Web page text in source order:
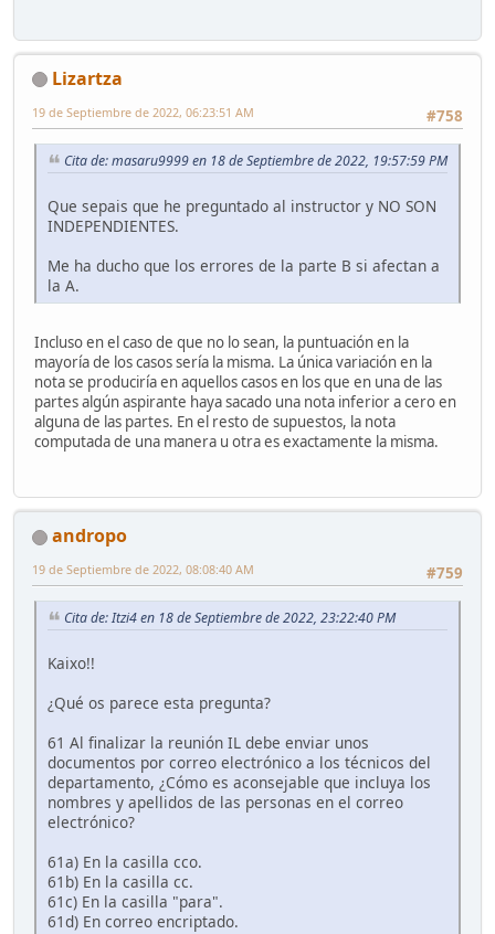
Lizartza
#758
19 de Septiembre de 2022, 06:23:51 AM
Cita de: masaru9999 en 18 de Septiembre de 2022, 19:57:59 PM
Que sepais que he preguntado al instructor y NO SON
INDEPENDIENTES.
Me ha ducho que los errores de la parte B si afectan a
la A.
Incluso en el caso de que no lo sean, la puntuación en la
mayoría de los casos sería la misma. La única variación en la
nota se produciría en aquellos casos en los que en una de las
partes algún aspirante haya sacado una nota inferior a cero en
alguna de las partes. En el resto de supuestos, la nota
computada de una manera u otra es exactamente la misma.
andropo
#759
19 de Septiembre de 2022, 08:08:40 AM
Cita de: Itzi4 en 18 de Septiembre de 2022, 23:22:40 PM
Kaixo!!
¿Qué os parece esta pregunta?
61 Al finalizar la reunión IL debe enviar unos
documentos por correo electrónico a los técnicos del
departamento, ¿Cómo es aconsejable que incluya los
nombres y apellidos de las personas en el correo
electrónico?
61a) En la casilla cco.
61b) En la casilla cc.
61c) En la casilla "para".
61d) En correo encriptado.